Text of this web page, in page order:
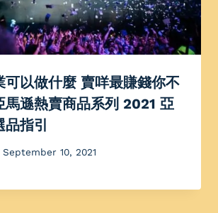
可以做什麼 賣咩最賺錢你不
馬遜熱賣商品系列 2021 亞
指引
September 10, 2021